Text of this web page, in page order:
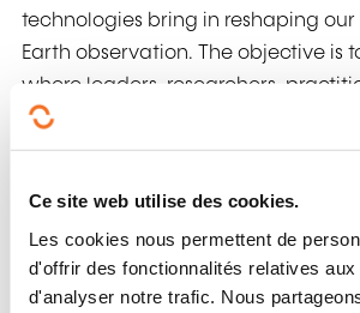
Ce site web utilise des cookies.
Les cookies nous permettent de
d'offrir des fonctionnalités relatives
d'analyser notre trafic. Nous
technologies bring in reshaping
Earth observation. The objective is
where leaders, researchers,
enthusiasts converge to present
breakthroughs in the field Earth
The spotlight will be on
Greater Region's distinctive
particularly in new applications of
data in the humanitarian aid and